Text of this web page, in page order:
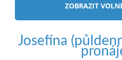
ZOBRAZIT
Josefína